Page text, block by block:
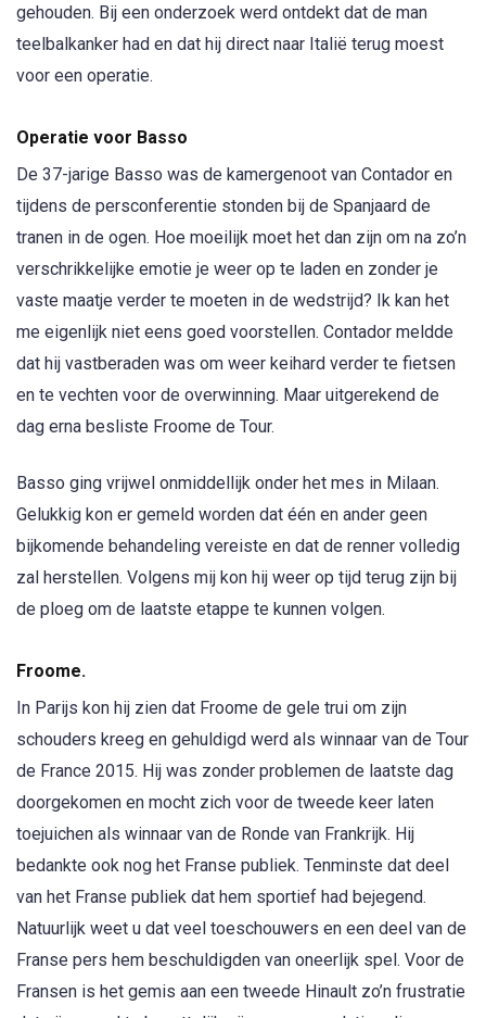
gehouden. Bij een onderzoek werd ontdekt dat de man
teelbalkanker had en dat hij direct naar Italië terug moest
voor een operatie.
Operatie voor Basso
De 37-jarige Basso was de kamergenoot van Contador en
tijdens de persconferentie stonden bij de Spanjaard de
tranen in de ogen. Hoe moeilijk moet het dan zijn om na zo’n
verschrikkelijke emotie je weer op te laden en zonder je
vaste maatje verder te moeten in de wedstrijd? Ik kan het
me eigenlijk niet eens goed voorstellen. Contador meldde
dat hij vastberaden was om weer keihard verder te fietsen
en te vechten voor de overwinning. Maar uitgerekend de
dag erna besliste Froome de Tour.
Basso ging vrijwel onmiddellijk onder het mes in Milaan.
Gelukkig kon er gemeld worden dat één en ander geen
bijkomende behandeling vereiste en dat de renner volledig
zal herstellen. Volgens mij kon hij weer op tijd terug zijn bij
de ploeg om de laatste etappe te kunnen volgen.
Froome.
In Parijs kon hij zien dat Froome de gele trui om zijn
schouders kreeg en gehuldigd werd als winnaar van de Tour
de France 2015. Hij was zonder problemen de laatste dag
doorgekomen en mocht zich voor de tweede keer laten
toejuichen als winnaar van de Ronde van Frankrijk. Hij
bedankte ook nog het Franse publiek. Tenminste dat deel
van het Franse publiek dat hem sportief had bejegend.
Natuurlijk weet u dat veel toeschouwers en een deel van de
Franse pers hem beschuldigden van oneerlijk spel. Voor de
Fransen is het gemis aan een tweede Hinault zo’n frustratie